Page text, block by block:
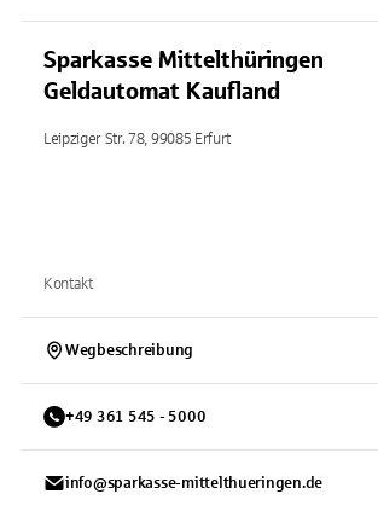
Sparkasse Mittelthüringen
Geldautomat Kaufland
Leipziger Str. 78, 99085 Erfurt
Kontakt
Wegbeschreibung
+49 361 545 - 5000
info@sparkasse-mittelthueringen.de